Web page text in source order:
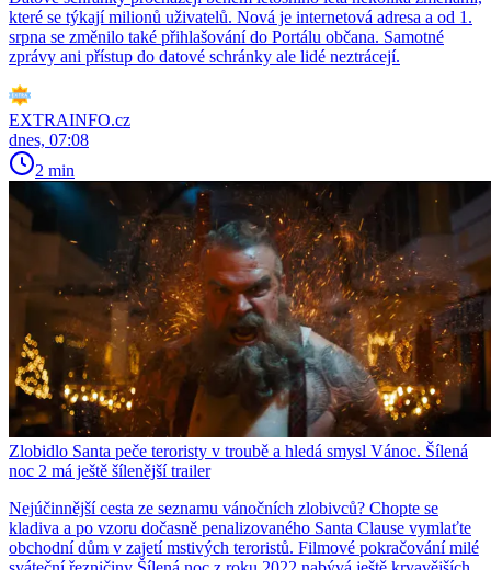
které se týkají milionů uživatelů. Nová je internetová adresa a od 1.
srpna se změnilo také přihlašování do Portálu občana. Samotné
zprávy ani přístup do datové schránky ale lidé neztrácejí.
EXTRAINFO.cz
dnes, 07:08
2 min
Zlobidlo Santa peče teroristy v troubě a hledá smysl Vánoc. Šílená
noc 2 má ještě šílenější trailer
Nejúčinnější cesta ze seznamu vánočních zlobivců? Chopte se
kladiva a po vzoru dočasně penalizovaného Santa Clause vymlaťte
obchodní dům v zajetí mstivých teroristů. Filmové pokračování milé